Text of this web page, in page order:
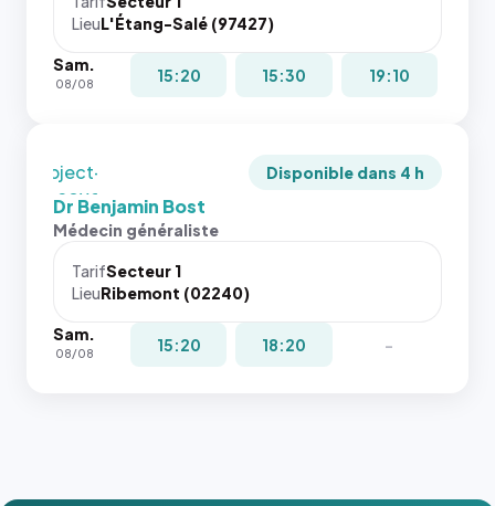
LieuL'Étang-Salé (97427)
Sam.
08/08 15:20 15:30 19:10
toutes les
puisque la
`object-
fit: cover`.
Sans ces
navigateur
pas la
place, et
Disponible dans 4 h
Dr Benjamin Bost
Médecin généraliste
TarifSecteur 1
LieuRibemont (02240)
Sam.
08/08 15:20 18:20 -